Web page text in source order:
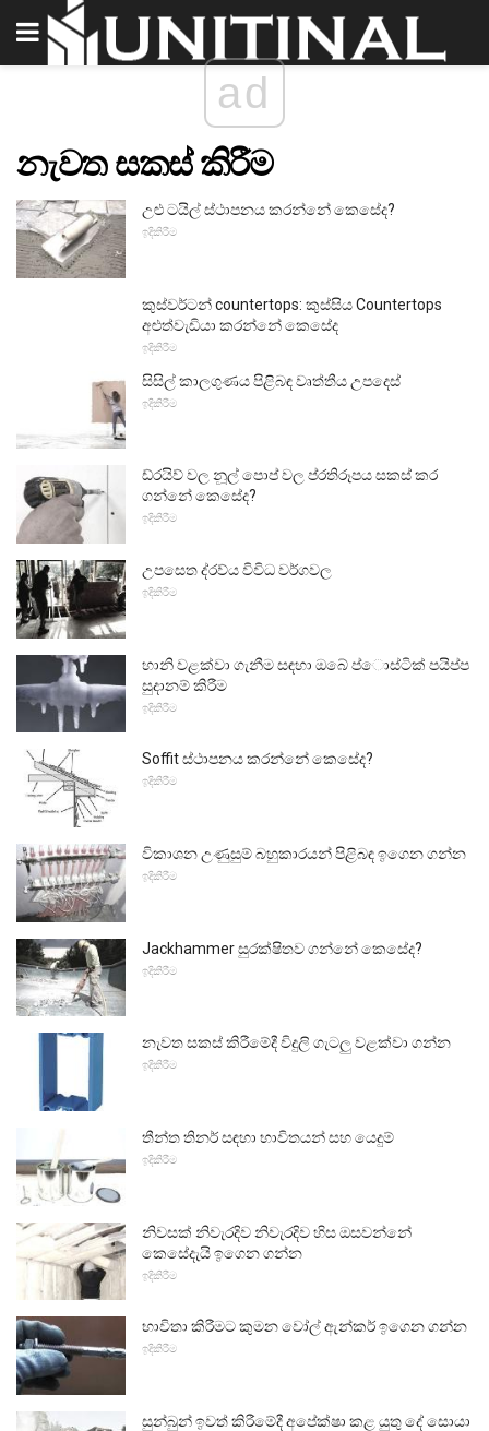
ad
නැවත සකස් කිරීම
උළු ටයිල් ස්ථාපනය කරන්නේ කෙසේද?
ඉදිකිරීම
කුස්වර්ටන් countertops: කුස්සිය Countertops
අළුත්වැඩියා කරන්නේ කෙසේද
ඉදිකිරීම
සිසිල් කාලගුණය පිළිබඳ වෘත්තීය උපදෙස්
ඉදිකිරීම
ඩ්රයිව් වල නූල් පොප් වල ප්රතිරූපය සකස් කර
ගන්නේ කෙසේද?
ඉදිකිරීම
උපසෙත ද්රව්ය විවිධ වර්ගවල
ඉදිකිරීම
හානි වළක්වා ගැනීම සඳහා ඔබේ ප්ොස්ටික් පයිප්ප
සුදානම් කිරීම
ඉදිකිරීම
Soffit ස්ථාපනය කරන්නේ කෙසේද?
ඉදිකිරීම
විකාශන උණුසුම් බහුකාරයන් පිළිබඳ ඉගෙන ගන්න
ඉදිකිරීම
Jackhammer සුරක්ෂිතව ගන්නේ කෙසේද?
ඉදිකිරීම
නැවත සකස් කිරීමේදී විදුලි ගැටලු වළක්වා ගන්න
ඉදිකිරීම
තීන්ත තිනර් සඳහා භාවිතයන් සහ යෙදුම්
ඉදිකිරීම
නිවසක් නිවැරදිව නිවැරදිව හිස ඔසවන්නේ
කෙසේදැයි ඉගෙන ගන්න
ඉදිකිරීම
භාවිතා කිරීමට කුමන වෝල් ඇන්කර් ඉගෙන ගන්න
ඉදිකිරීම
සුන්බුන් ඉවත් කිරීමේදී අපේක්ෂා කළ යුතු දේ සොයා